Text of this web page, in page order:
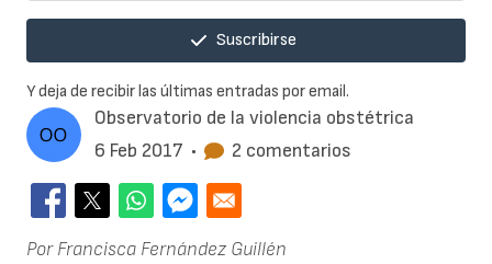
Observatorio de la violencia obstétrica
6 Feb 2017 • 2 comentarios
Por Francisca Fernández Guillén
Suscribirse
Y deja de recibir las últimas entradas por email.